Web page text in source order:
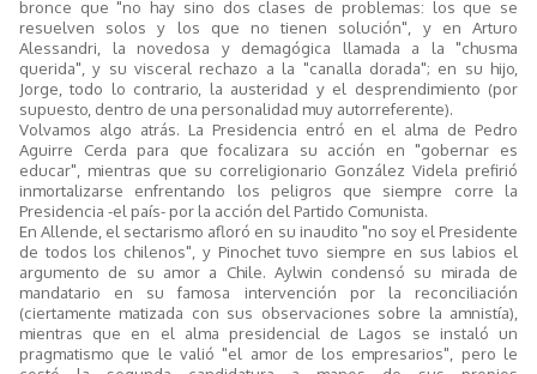
bronce que "no hay sino dos clases de problemas: los que se
resuelven solos y los que no tienen solución", y en Arturo
Alessandri, la novedosa y demagógica llamada a la "chusma
querida", y su visceral rechazo a la "canalla dorada"; en su hijo,
Jorge, todo lo contrario, la austeridad y el desprendimiento (por
supuesto, dentro de una personalidad muy autorreferente).
Volvamos algo atrás. La Presidencia entró en el alma de Pedro
Aguirre Cerda para que focalizara su acción en "gobernar es
educar", mientras que su correligionario González Videla prefirió
inmortalizarse enfrentando los peligros que siempre corre la
Presidencia -el país- por la acción del Partido Comunista.
En Allende, el sectarismo afloró en su inaudito "no soy el Presidente
de todos los chilenos", y Pinochet tuvo siempre en sus labios el
argumento de su amor a Chile. Aylwin condensó su mirada de
mandatario en su famosa intervención por la reconciliación
(ciertamente matizada con sus observaciones sobre la amnistía),
mientras que en el alma presidencial de Lagos se instaló un
pragmatismo que le valió "el amor de los empresarios", pero le